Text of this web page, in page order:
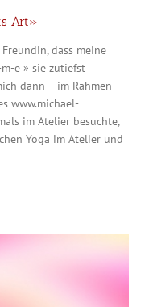
Art»
dass meine
e » sie zutiefst
dann – im Rahmen
www.michael-
im Atelier besuchte,
Yoga im Atelier und